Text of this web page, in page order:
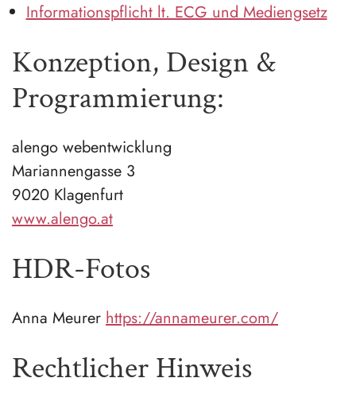
Informationspflicht lt. ECG und Mediengsetz
Konzeption, Design &
Programmierung:
alengo webentwicklung
Mariannengasse 3
9020 Klagenfurt
www.alengo.at
HDR-Fotos
Anna Meurer https://annameurer.com/
Rechtlicher Hinweis